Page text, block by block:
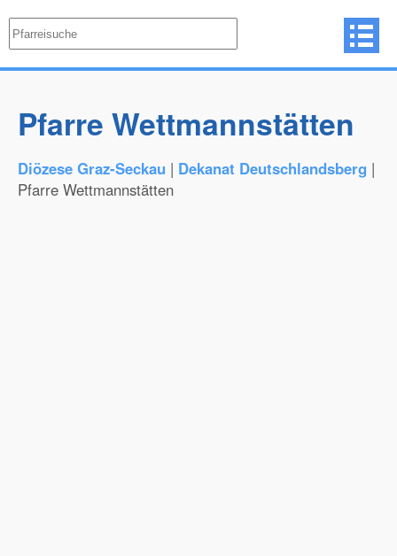
Pfarre Wettmannstätten
Diözese Graz-Seckau | Dekanat Deutschlandsberg |
Pfarre Wettmannstätten